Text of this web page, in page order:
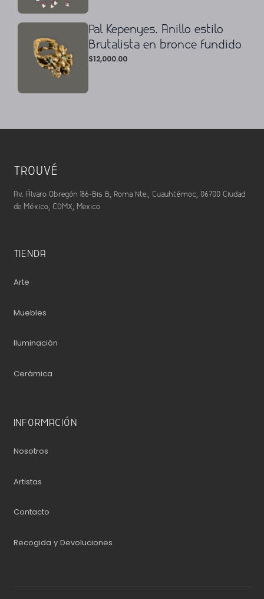
Pal Kepenyes. Anillo estilo
Brutalista en bronce fundido
$12,000.00
TROUVÉ
Av. Álvaro Obregón 186-Bis B, Roma Nte., Cuauhtémoc, 06700 Ciudad
de México, CDMX, Mexico
TIENDA
Arte
Muebles
Iluminación
Cerámica
INFORMACIÓN
Nosotros
Artistas
Contacto
Recogida y Devoluciones